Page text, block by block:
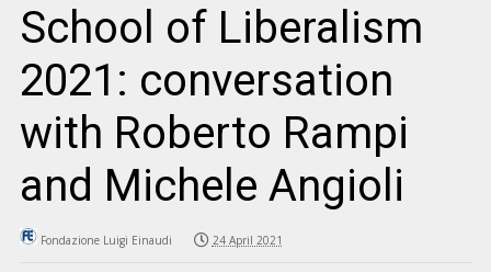
School of Liberalism
2021: conversation
with Roberto Rampi
and Michele Angioli
Fondazione Luigi Einaudi 24 April 2021